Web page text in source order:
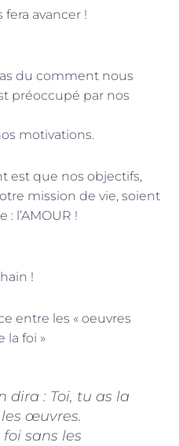
fera avancer !
du comment nous
préoccupé par nos
motivations.
est que nos objectifs,
mission de vie, soient
l’AMOUR !
!
entre les « oeuvres
la foi »
dira : Toi, tu as la
les œuvres.
sans les